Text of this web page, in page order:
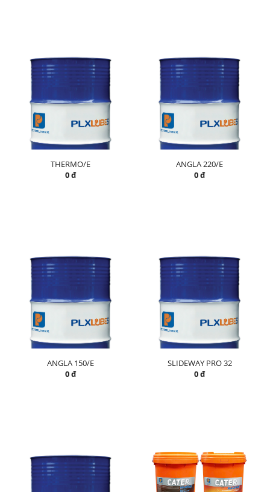
THERMO/E
0 đ
ANGLA 220/E
0 đ
ANGLA 150/E
0 đ
SLIDEWAY PRO 32
0 đ